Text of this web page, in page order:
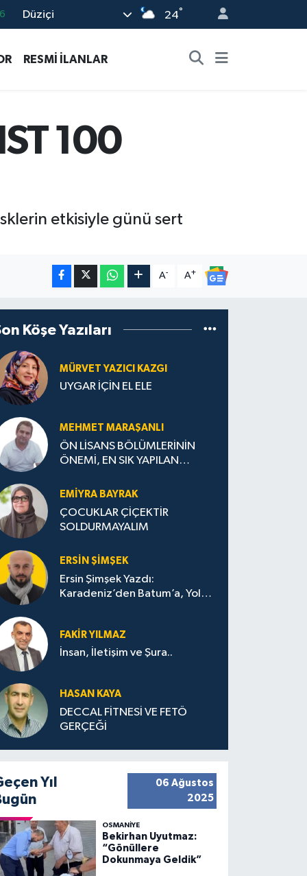
Düziçi 24°
RESMİ İLANLAR
100
etkisiyle günü sert
A- A+
Köşe Yazıları
MÜRVET YAZICI KAZGI
UYGAR İÇİN EL ELE
MEHMET MARAŞANLI
ÖN LİSANS BÖLÜMLERİNİN
ÖNEMİ, EN SIK YAPILAN
STRATEJİLERİ
EMIYRA BAYRAK
ÇOCUKLAR ÇİÇEKTİR
SOLDURMAYALIM
ERSIN ŞIMŞEK
Ersin Şimşek Yazdı:
Karadeniz’den Batum’a, Yolun
FAKIR YILMAZ
İnsan, İletişim ve Şura..
HASAN KAYA
DECCAL FİTNESİ VE FETÖ
GERÇEĞİ
Yıl
06 Ağustos
2025
OSMANIYE
Bekirhan Uyutmaz:
“Gönüllere
Dokunmaya Geldik”